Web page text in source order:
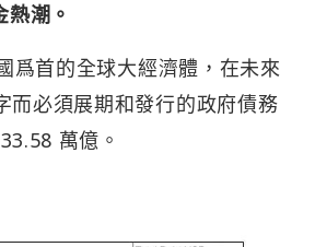
潮。
爲首的全球大經濟體，在未來
而必須展期和發行的政府債務
萬億。